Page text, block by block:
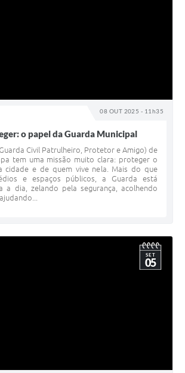
08 OUT 2025 - 11h35
o papel da Guarda Municipal
Civil Patrulheiro, Protetor e Amigo) de
tem uma missão muito clara: proteger o
cidade e de quem vive nela. Mais do que
e espaços públicos, a Guarda está
a dia, zelando pela segurança, acolhendo
SET
05